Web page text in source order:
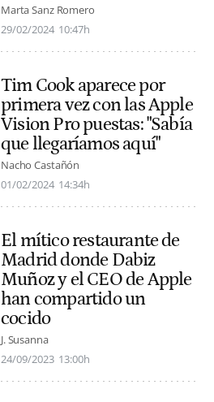
Marta Sanz Romero
29/02/2024 10:47h
Tim Cook aparece por
primera vez con las Apple
Vision Pro puestas: "Sabía
que llegaríamos aquí"
Nacho Castañón
01/02/2024 14:34h
El mítico restaurante de
Madrid donde Dabiz
Muñoz y el CEO de Apple
han compartido un
cocido
J. Susanna
24/09/2023 13:00h